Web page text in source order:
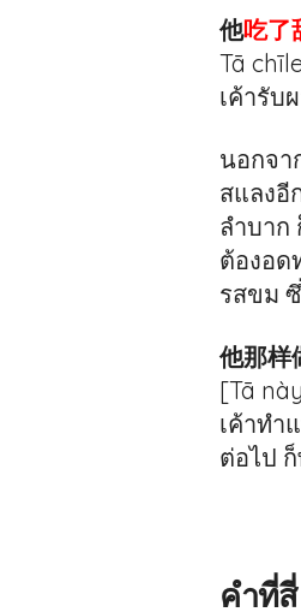
他吃了
Tā
เค้ารับ
นอกจา
สแลงอี
ลำบาก
ต้องอด
รสขม
他那样
[Tā
เค้าทำ
ต่อไป
คำที่